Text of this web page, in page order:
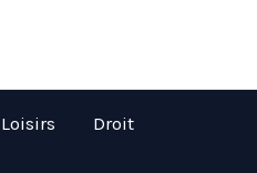
Loisirs Droit